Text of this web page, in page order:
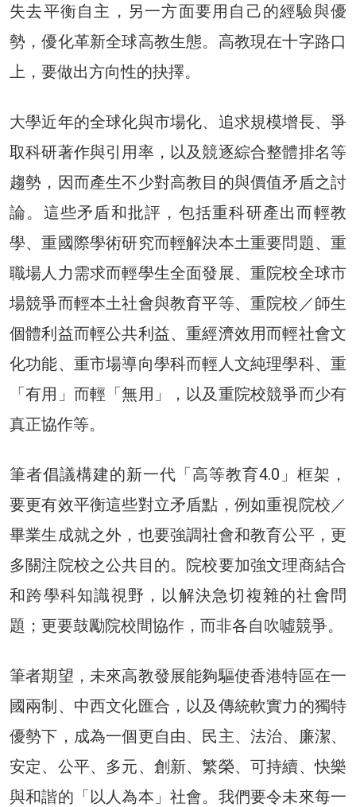
失去平衡自主，另一方面要用自己的經驗與優
勢，優化革新全球高教生態。高教現在十字路口
上，要做出方向性的抉擇。
大學近年的全球化與市場化、追求規模增長、爭
取科研著作與引用率，以及競逐綜合整體排名等
趨勢，因而產生不少對高教目的與價值矛盾之討
論。這些矛盾和批評，包括重科研產出而輕教
學、重國際學術研究而輕解決本土重要問題、重
職場人力需求而輕學生全面發展、重院校全球市
場競爭而輕本土社會與教育平等、重院校／師生
個體利益而輕公共利益、重經濟效用而輕社會文
化功能、重市場導向學科而輕人文純理學科、重
「有用」而輕「無用」，以及重院校競爭而少有
真正協作等。
筆者倡議構建的新一代「高等教育4.0」框架，
要更有效平衡這些對立矛盾點，例如重視院校／
畢業生成就之外，也要強調社會和教育公平，更
多關注院校之公共目的。院校要加強文理商結合
和跨學科知識視野，以解決急切複雜的社會問
題；更要鼓勵院校間協作，而非各自吹噓競爭。
筆者期望，未來高教發展能夠驅使香港特區在一
國兩制、中西文化匯合，以及傳統軟實力的獨特
優勢下，成為一個更自由、民主、法治、廉潔、
安定、公平、多元、創新、繁榮、可持續、快樂
與和諧的「以人為本」社會。我們要令未來每一